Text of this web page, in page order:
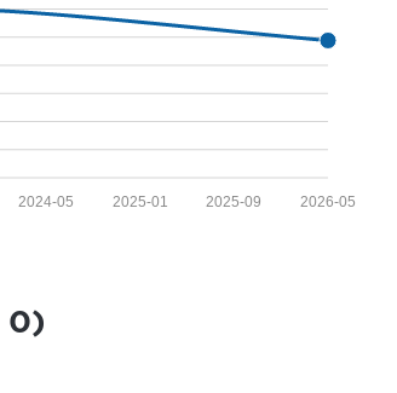
2026-05
2025-09
2025-01
2024-05
0)